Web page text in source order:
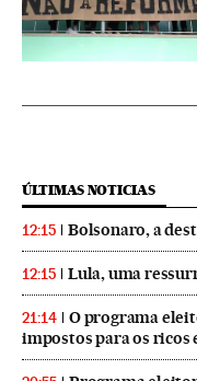
ÚLTIMAS NOTICIAS
12:15 Bolsonaro, a
12:15 Lula, uma
21:14
O programa
impostos para os ricos